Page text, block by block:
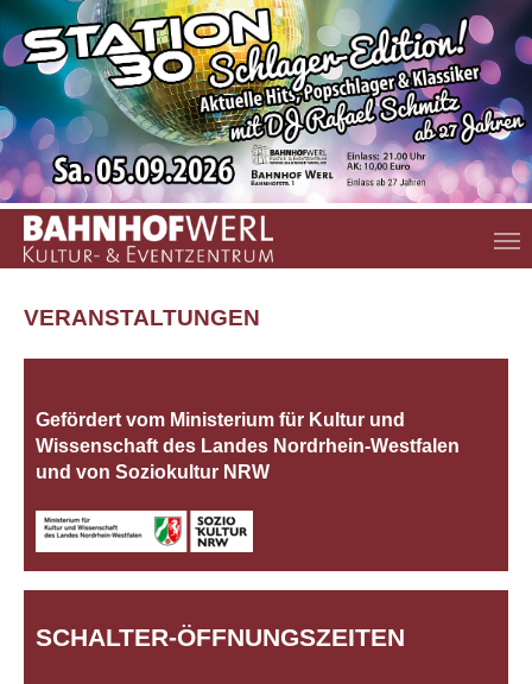
Zum Hauptinhalt springen
VERANSTALTUNGEN
Gefördert vom Ministerium für Kultur und
Wissenschaft des Landes Nordrhein‐Westfalen
und von Soziokultur NRW
SCHALTER-ÖFFNUNGSZEITEN